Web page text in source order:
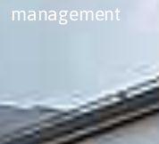
management